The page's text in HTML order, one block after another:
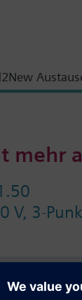
mehr
V, 3-